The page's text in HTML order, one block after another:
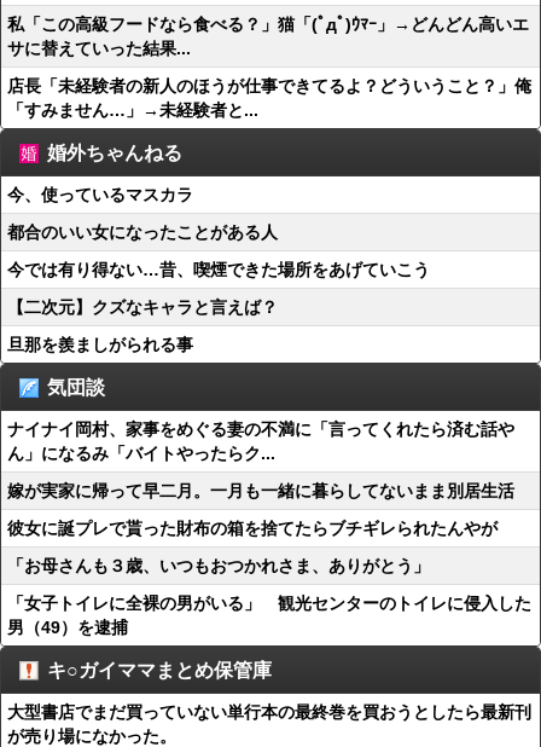
私「この高級フードなら食べる？」猫「(ﾟдﾟ)ｳﾏｰ」→どんどん高いエ
サに替えていった結果...
店長「未経験者の新人のほうが仕事できてるよ？どういうこと？」俺
「すみません…」→未経験者と...
婚外ちゃんねる
今、使っているマスカラ
都合のいい女になったことがある人
今では有り得ない…昔、喫煙できた場所をあげていこう
【二次元】クズなキャラと言えば？
旦那を羨ましがられる事
気団談
ナイナイ岡村、家事をめぐる妻の不満に「言ってくれたら済む話や
ん」になるみ「バイトやったらク...
嫁が実家に帰って早二月。一月も一緒に暮らしてないまま別居生活
彼女に誕プレで貰った財布の箱を捨てたらブチギレられたんやが
「お母さんも３歳、いつもおつかれさま、ありがとう」
「女子トイレに全裸の男がいる」 観光センターのトイレに侵入した
男（49）を逮捕
キ○ガイママまとめ保管庫
大型書店でまだ買っていない単行本の最終巻を買おうとしたら最新刊
が売り場になかった。